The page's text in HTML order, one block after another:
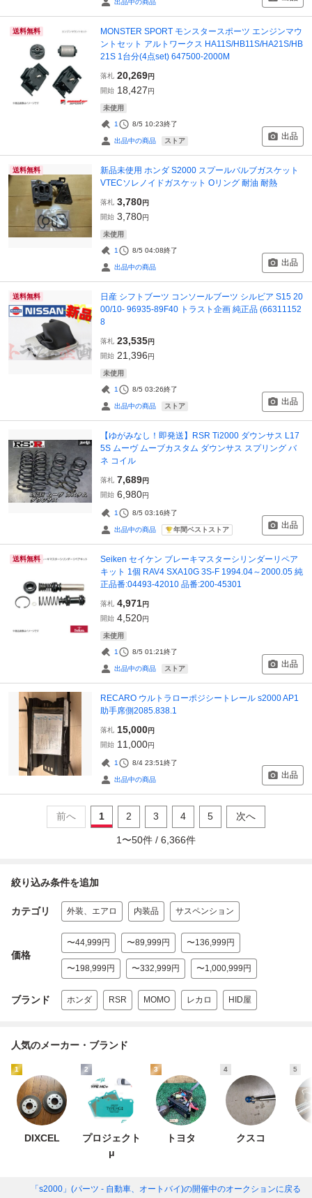
出品中の商品
送料無料
MONSTER SPORT モンスタースポーツ エンジンマウ
ントセット アルトワークス HA11S/HB11S/HA21S/HB
21S 1台分(4点set) 647500-2000M
落札 20,269円
開始 18,427円
未使用
1 8/5 10:23終了
出品中の商品 ストア 出品
送料無料
新品未使用 ホンダ S2000 スプールバルブガスケット
VTECソレノイドガスケット Oリング 耐油 耐熱
落札 3,780円
開始 3,780円
未使用
1 8/5 04:08終了
出品中の商品 出品
送料無料
日産 シフトブーツ コンソールブーツ シルビア S15 20
00/10- 96935-89F40 トラスト企画 純正品 (66311152
8
落札 23,535円
開始 21,396円
未使用
1 8/5 03:26終了
出品中の商品 ストア 出品
【ゆがみなし！即発送】RSR Ti2000 ダウンサス L17
5S ムーヴ ムーブカスタム ダウンサス スプリング バ
ネ コイル
落札 7,689円
開始 6,980円
1 8/5 03:16終了
出品中の商品 年間ベストストア 出品
送料無料
Seiken セイケン ブレーキマスターシリンダーリペア
キット 1個 RAV4 SXA10G 3S-F 1994.04～2000.05 純
正品番:04493-42010 品番:200-45301
落札 4,971円
開始 4,520円
未使用
1 8/5 01:21終了
出品中の商品 ストア 出品
RECARO ウルトラローポジシートレール s2000 AP1
助手席側2085.838.1
落札 15,000円
開始 11,000円
1 8/4 23:51終了
出品中の商品 出品
前へ 1 2 3 4 5 次へ
1 〜50件 / 6,366件
絞り込み条件を追加
カテゴリ 外装、エアロ 内装品 サスペンション
価格
〜44,999円 〜89,999円 〜136,999円
〜198,999円 〜332,999円 〜1,000,999円
ブランド ホンダ RSR MOMO レカロ HID屋
人気のメーカー・ブランド
1
DIXCEL
2
プロジェクト
μ
3
トヨタ
4
クスコ
5
「s2000」(パーツ - 自動車、オートバイ)の開催中のオークションに戻る